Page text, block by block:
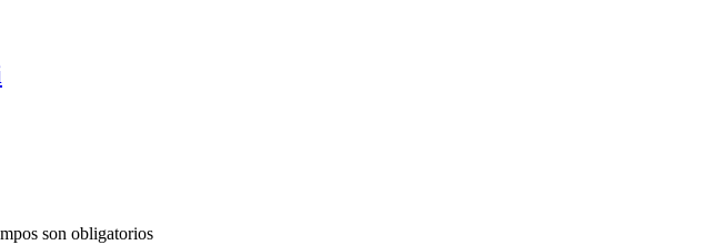
son obligatorios